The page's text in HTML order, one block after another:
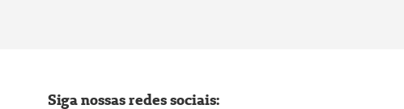
Siga nossas redes sociais: